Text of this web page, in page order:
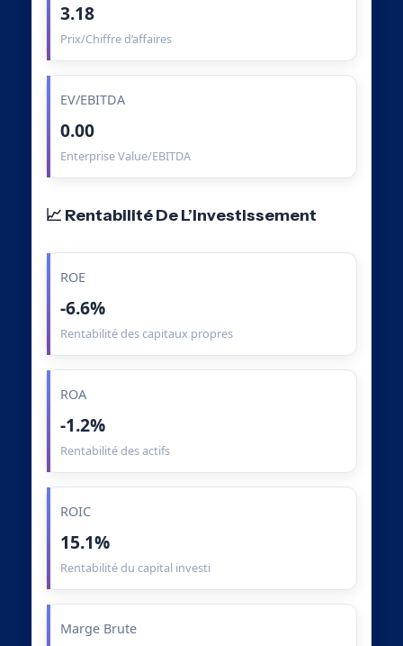
3.18
Prix/Chiffre d’affaires
EV/EBITDA
0.00
Enterprise Value/EBITDA
📈 Rentabilité De L’Investissement
ROE
-6.6%
Rentabilité des capitaux propres
ROA
-1.2%
Rentabilité des actifs
ROIC
15.1%
Rentabilité du capital investi
Marge Brute